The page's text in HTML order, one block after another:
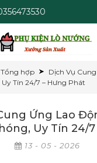
Tổng hợp
Dịch Vụ
Tín 24/7 – Hưng Phát
Ứng Lao
Uy Tín 24/
13 - 05 - 2026